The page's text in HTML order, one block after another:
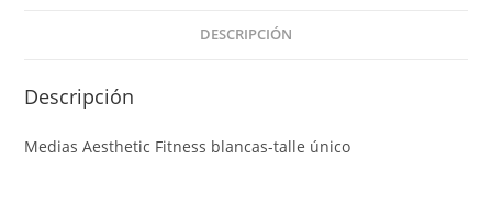
DESCRIPCIÓN
Descripción
Medias Aesthetic Fitness blancas-talle único